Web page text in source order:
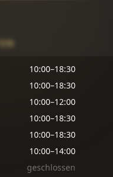
10:00–18:30
10:00–18:30
10:00–12:00
10:00–18:30
10:00–18:30
10:00–14:00
geschlossen